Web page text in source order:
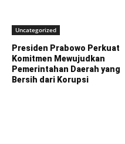
Uncategorized
Presiden Prabowo Perkuat
Komitmen Mewujudkan
Pemerintahan Daerah yang
Bersih dari Korupsi